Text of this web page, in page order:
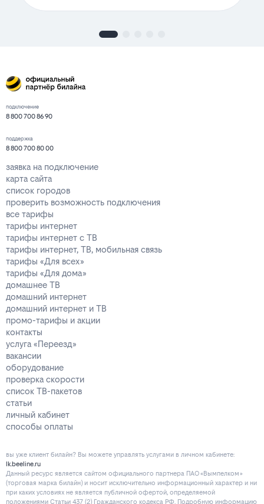
подключение
8 800 700 86 90
поддержка
8 800 700 80 00
заявка на подключение
карта сайта
список городов
проверить возможность подключения
все тарифы
тарифы интернет
тарифы интернет с ТВ
тарифы интернет, ТВ, мобильная связь
тарифы «Для всех»
тарифы «Для дома»
домашнее ТВ
домашний интернет
домашний интернет и ТВ
промо-тарифы и акции
контакты
услуга «Переезд»
вакансии
оборудование
проверка скорости
список ТВ-пакетов
статьи
личный кабинет
способы оплаты
вы уже клиент билайн? Вы можете управлять услугами в личнoм кaбинeтe:
lk.beeline.ru
Данный ресурс является сайтом официального партнера ПАО «Вымпелком»
(торговая марка билайн) и носит исключительно информационный характер и ни
при каких условиях не является публичной офертой, определяемой
положениями Статьи 437 (2) Гражданского кодекса РФ. Подробную информацию